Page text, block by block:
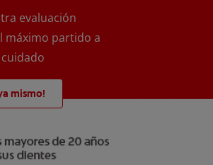
evaluación
máximo partido a
mismo!